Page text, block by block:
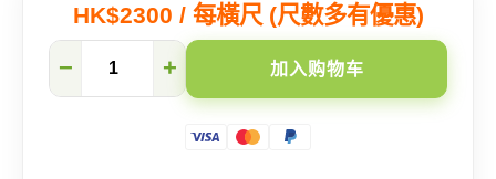
HK$2300 / 每橫尺 (尺數多有優惠)
看
− + 加入购物车